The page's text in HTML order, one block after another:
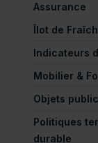
Assurance
Îlot de
Indicateurs
Mobilier &
Objets
Politiques
durable